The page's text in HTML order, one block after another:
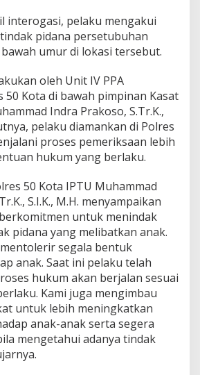
h
a
d
p
A
n
a
k
d
i
B
w
a
h
U
m
u
r
interogasi, pelaku mengakui
pidana persetubuhan
umur di lokasi tersebut.
oleh Unit IV PPA
50 Kota di bawah pimpinan Kasat
Indra Prakoso, S.Tr.K.,
pelaku diamankan di Polres
proses pemeriksaan lebih
hukum yang berlaku.
50 Kota IPTU Muhammad
S.I.K., M.H. menyampaikan
untuk menindak
pidana yang melibatkan anak.
segala bentuk
anak. Saat ini pelaku telah
hukum akan berjalan sesuai
Kami juga mengimbau
untuk lebih meningkatkan
anak-anak serta segera
mengetahui adanya tindak